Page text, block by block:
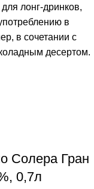
лонг-дринков,
в
в сочетании с
десертом.
Солера Гран
0,7л